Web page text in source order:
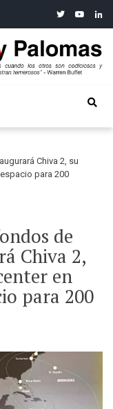
twitteryoutube
Chiva 2, su
para 200
de
Chiva 2,
en
para 200